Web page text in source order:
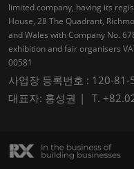
limited company, having its
House, 28 The Quadrant,
and Wales with Company No.
exhibition and fair organisers
00581
사업장 등록번호 : 120-81-
대표자: 홍성권
T.